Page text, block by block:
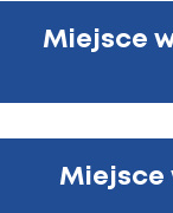
Miejsce
Miejsce